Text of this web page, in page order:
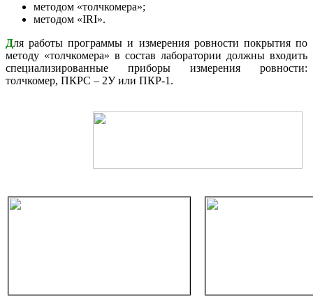
методом «толчкомера»;
методом «IRI».
Для работы программы и измерения ровности покрытия по
методу «толчкомера» в состав лаборатории должны входить
специализированные приборы измерения ровности:
толчкомер, ПКРС – 2У или ПКР-1.